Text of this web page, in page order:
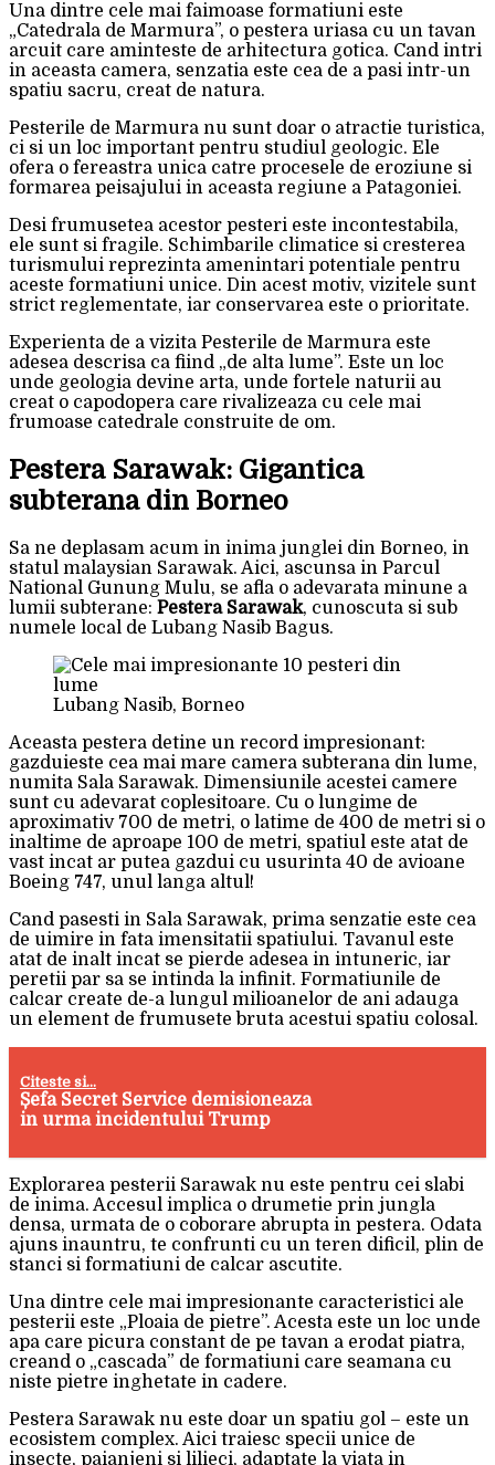
Una dintre cele mai faimoase formatiuni este
„Catedrala de Marmura”, o pestera uriasa cu un tavan
arcuit care aminteste de arhitectura gotica. Cand intri
in aceasta camera, senzatia este cea de a pasi intr-un
spatiu sacru, creat de natura.
Pesterile de Marmura nu sunt doar o atractie turistica,
ci si un loc important pentru studiul geologic. Ele
ofera o fereastra unica catre procesele de eroziune si
formarea peisajului in aceasta regiune a Patagoniei.
Desi frumusetea acestor pesteri este incontestabila,
ele sunt si fragile. Schimbarile climatice si cresterea
turismului reprezinta amenintari potentiale pentru
aceste formatiuni unice. Din acest motiv, vizitele sunt
strict reglementate, iar conservarea este o prioritate.
Experienta de a vizita Pesterile de Marmura este
adesea descrisa ca fiind „de alta lume”. Este un loc
unde geologia devine arta, unde fortele naturii au
creat o capodopera care rivalizeaza cu cele mai
frumoase catedrale construite de om.
Pestera Sarawak: Gigantica
subterana din Borneo
Sa ne deplasam acum in inima junglei din Borneo, in
statul malaysian Sarawak. Aici, ascunsa in Parcul
National Gunung Mulu, se afla o adevarata minune a
lumii subterane: Pestera Sarawak, cunoscuta si sub
numele local de Lubang Nasib Bagus.
Lubang Nasib, Borneo
Aceasta pestera detine un record impresionant:
gazduieste cea mai mare camera subterana din lume,
numita Sala Sarawak. Dimensiunile acestei camere
sunt cu adevarat coplesitoare. Cu o lungime de
aproximativ 700 de metri, o latime de 400 de metri si o
inaltime de aproape 100 de metri, spatiul este atat de
vast incat ar putea gazdui cu usurinta 40 de avioane
Boeing 747, unul langa altul!
Cand pasesti in Sala Sarawak, prima senzatie este cea
de uimire in fata imensitatii spatiului. Tavanul este
atat de inalt incat se pierde adesea in intuneric, iar
peretii par sa se intinda la infinit. Formatiunile de
calcar create de-a lungul milioanelor de ani adauga
un element de frumusete bruta acestui spatiu colosal.
Citeste si...
Șefa Secret Service demisioneaza
in urma incidentului Trump
Explorarea pesterii Sarawak nu este pentru cei slabi
de inima. Accesul implica o drumetie prin jungla
densa, urmata de o coborare abrupta in pestera. Odata
ajuns inauntru, te confrunti cu un teren dificil, plin de
stanci si formatiuni de calcar ascutite.
Una dintre cele mai impresionante caracteristici ale
pesterii este „Ploaia de pietre”. Acesta este un loc unde
apa care picura constant de pe tavan a erodat piatra,
creand o „cascada” de formatiuni care seamana cu
niste pietre inghetate in cadere.
Pestera Sarawak nu este doar un spatiu gol – este un
ecosistem complex. Aici traiesc specii unice de
insecte, paianjeni si lilieci, adaptate la viata in